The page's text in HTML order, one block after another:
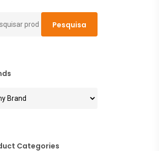
Pesquisa
Categories